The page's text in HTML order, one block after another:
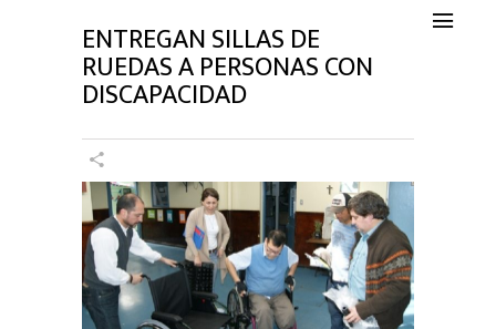
ENTREGAN SILLAS DE
RUEDAS A PERSONAS CON
DISCAPACIDAD